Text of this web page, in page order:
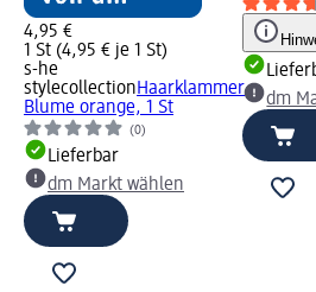
4,95 €
1 St (4,95 € je 1 St)
s-he
stylecollectionHaarklammer
Blume orange, 1 St
(0)
Lieferbar
dm Markt wählen
dm